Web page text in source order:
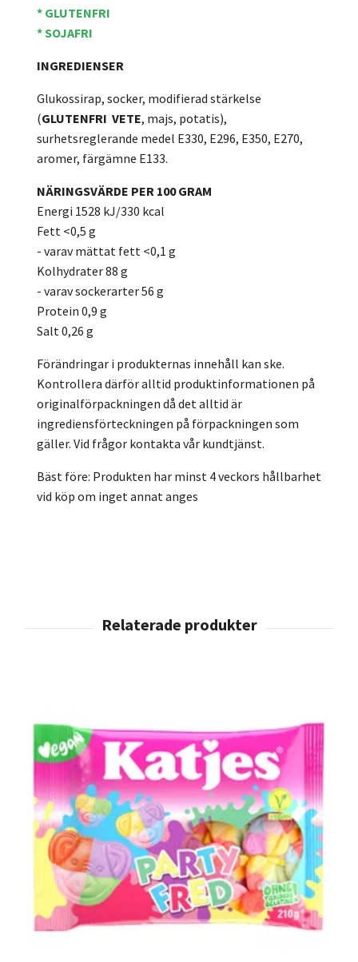
* GLUTENFRI
* SOJAFRI
INGREDIENSER
Glukossirap, socker, modifierad stärkelse
(GLUTENFRI VETE, majs, potatis),
surhetsreglerande medel E330, E296, E350, E270,
aromer, färgämne E133.
NÄRINGSVÄRDE PER 100 GRAM
Energi 1528 kJ/330 kcal
Fett <0,5 g
- varav mättat fett <0,1 g
Kolhydrater 88 g
- varav sockerarter 56 g
Protein 0,9 g
Salt 0,26 g
Förändringar i produkternas innehåll kan ske.
Kontrollera därför alltid produktinformationen på
originalförpackningen då det alltid är
ingrediensförteckningen på förpackningen som
gäller. Vid frågor kontakta vår kundtjänst.
Bäst före: Produkten har minst 4 veckors hållbarhet
vid köp om inget annat anges